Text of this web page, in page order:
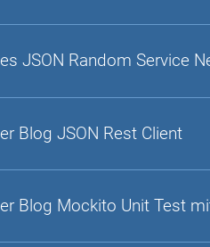
JSON Random Service
Blog JSON Rest Client
Blog Mockito Unit Test